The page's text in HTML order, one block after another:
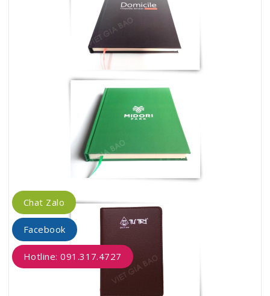
Chat Zalo
Facebook
Hotline: 091.317.4727